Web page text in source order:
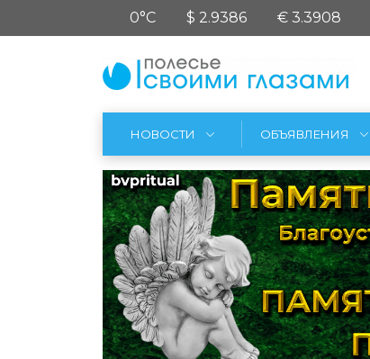
0°C $ 2.9386 € 3.3908
НОВОСТИ ОБЪЯВЛЕНИЯ